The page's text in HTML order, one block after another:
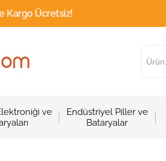
Kargo Ücretsiz!
ve
Endüstriyel Piller ve
Bataryalar